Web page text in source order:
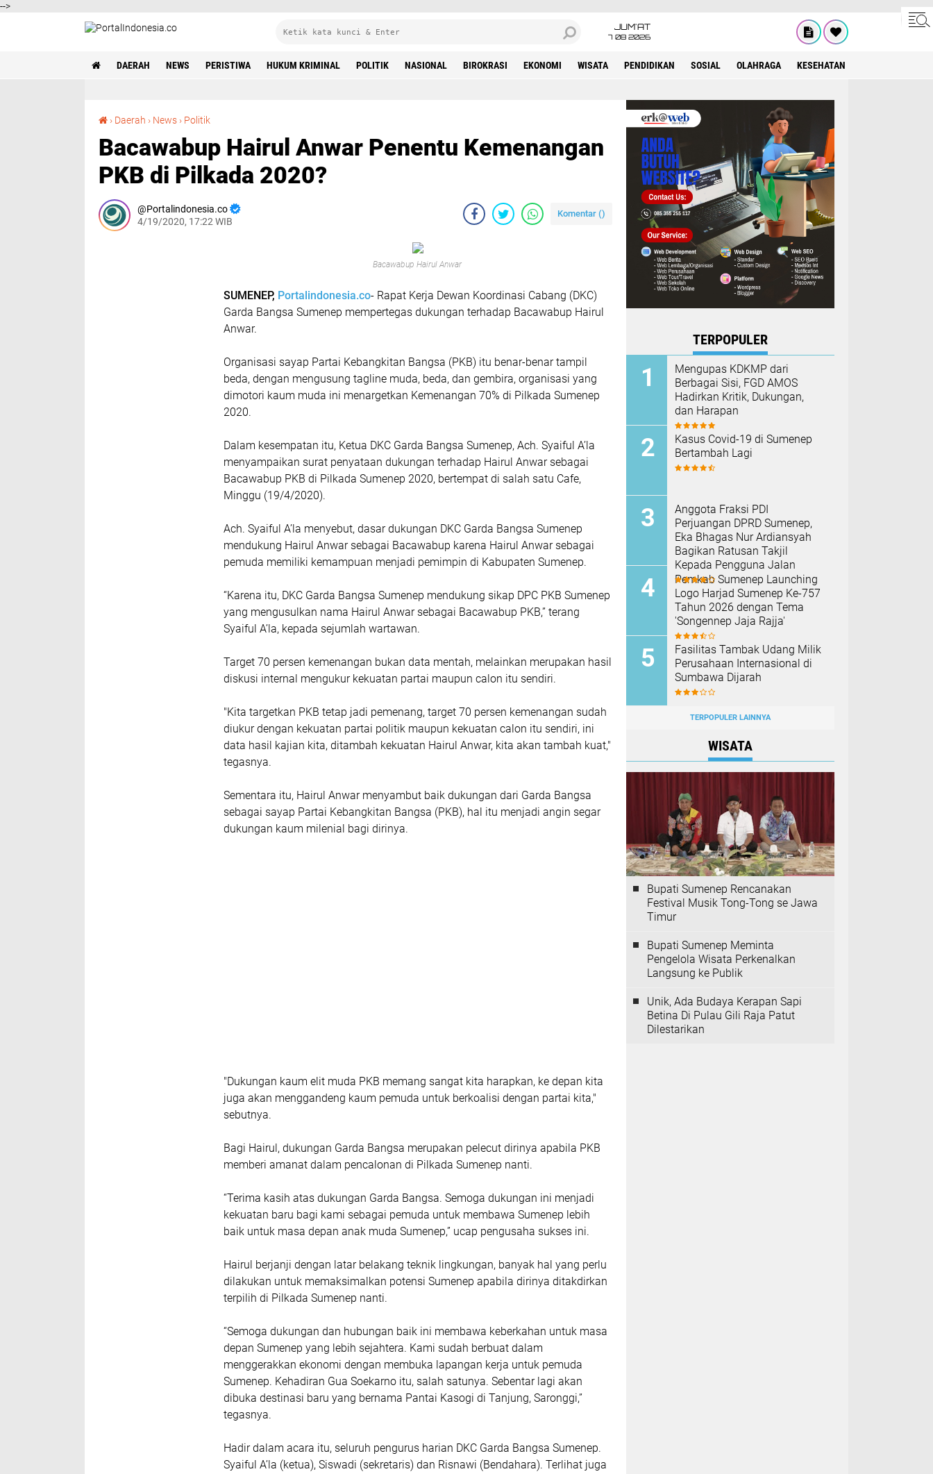
-->
JUM'AT
7 08 2026
DAERAH NEWS PERISTIWA HUKUM KRIMINAL POLITIK NASIONAL BIROKRASI EKONOMI WISATA PENDIDIKAN SOSIAL OLAHRAGA KESEHATAN
› Daerah › News › Politik
Bacawabup Hairul Anwar Penentu Kemenangan
PKB di Pilkada 2020?
Portalindonesia.co
4/19/2020, 17:22 WIB
Komentar ()
Bacawabup Hairul Anwar
SUMENEP, Portalindonesia.co- Rapat Kerja Dewan Koordinasi Cabang (DKC)
Garda Bangsa Sumenep mempertegas dukungan terhadap Bacawabup Hairul
Anwar.
Organisasi sayap Partai Kebangkitan Bangsa (PKB) itu benar-benar tampil
beda, dengan mengusung tagline muda, beda, dan gembira, organisasi yang
dimotori kaum muda ini menargetkan Kemenangan 70% di Pilkada Sumenep
2020.
Dalam kesempatan itu, Ketua DKC Garda Bangsa Sumenep, Ach. Syaiful A’la
menyampaikan surat penyataan dukungan terhadap Hairul Anwar sebagai
Bacawabup PKB di Pilkada Sumenep 2020, bertempat di salah satu Cafe,
Minggu (19/4/2020).
Ach. Syaiful A’la menyebut, dasar dukungan DKC Garda Bangsa Sumenep
mendukung Hairul Anwar sebagai Bacawabup karena Hairul Anwar sebagai
pemuda memiliki kemampuan menjadi pemimpin di Kabupaten Sumenep.
“Karena itu, DKC Garda Bangsa Sumenep mendukung sikap DPC PKB Sumenep
yang mengusulkan nama Hairul Anwar sebagai Bacawabup PKB,” terang
Syaiful A’la, kepada sejumlah wartawan.
Target 70 persen kemenangan bukan data mentah, melainkan merupakan hasil
diskusi internal mengukur kekuatan partai maupun calon itu sendiri.
"Kita targetkan PKB tetap jadi pemenang, target 70 persen kemenangan sudah
diukur dengan kekuatan partai politik maupun kekuatan calon itu sendiri, ini
data hasil kajian kita, ditambah kekuatan Hairul Anwar, kita akan tambah kuat,"
tegasnya.
Sementara itu, Hairul Anwar menyambut baik dukungan dari Garda Bangsa
sebagai sayap Partai Kebangkitan Bangsa (PKB), hal itu menjadi angin segar
dukungan kaum milenial bagi dirinya.
"Dukungan kaum elit muda PKB memang sangat kita harapkan, ke depan kita
juga akan menggandeng kaum pemuda untuk berkoalisi dengan partai kita,"
sebutnya.
Bagi Hairul, dukungan Garda Bangsa merupakan pelecut dirinya apabila PKB
memberi amanat dalam pencalonan di Pilkada Sumenep nanti.
“Terima kasih atas dukungan Garda Bangsa. Semoga dukungan ini menjadi
kekuatan baru bagi kami sebagai pemuda untuk membawa Sumenep lebih
baik untuk masa depan anak muda Sumenep,” ucap pengusaha sukses ini.
Hairul berjanji dengan latar belakang teknik lingkungan, banyak hal yang perlu
dilakukan untuk memaksimalkan potensi Sumenep apabila dirinya ditakdirkan
terpilih di Pilkada Sumenep nanti.
“Semoga dukungan dan hubungan baik ini membawa keberkahan untuk masa
depan Sumenep yang lebih sejahtera. Kami sudah berbuat dalam
menggerakkan ekonomi dengan membuka lapangan kerja untuk pemuda
Sumenep. Kehadiran Gua Soekarno itu, salah satunya. Sebentar lagi akan
dibuka destinasi baru yang bernama Pantai Kasogi di Tanjung, Saronggi,”
tegasnya.
Hadir dalam acara itu, seluruh pengurus harian DKC Garda Bangsa Sumenep.
Syaiful A’la (ketua), Siswadi (sekretaris) dan Risnawi (Bendahara). Terlihat juga
TERPOPULER
Mengupas KDKMP dari
Berbagai Sisi, FGD AMOS
Hadirkan Kritik, Dukungan,
dan Harapan
Kasus Covid-19 di Sumenep
Bertambah Lagi
Anggota Fraksi PDI
Perjuangan DPRD Sumenep,
Eka Bhagas Nur Ardiansyah
Bagikan Ratusan Takjil
Kepada Pengguna Jalan
Pemkab Sumenep Launching
Logo Harjad Sumenep Ke-757
Tahun 2026 dengan Tema
'Songennep Jaja Rajja'
Fasilitas Tambak Udang Milik
Perusahaan Internasional di
Sumbawa Dijarah
TERPOPULER LAINNYA
WISATA
Bupati Sumenep Rencanakan
Festival Musik Tong-Tong se Jawa
Timur
Bupati Sumenep Meminta
Pengelola Wisata Perkenalkan
Langsung ke Publik
Unik, Ada Budaya Kerapan Sapi
Betina Di Pulau Gili Raja Patut
Dilestarikan